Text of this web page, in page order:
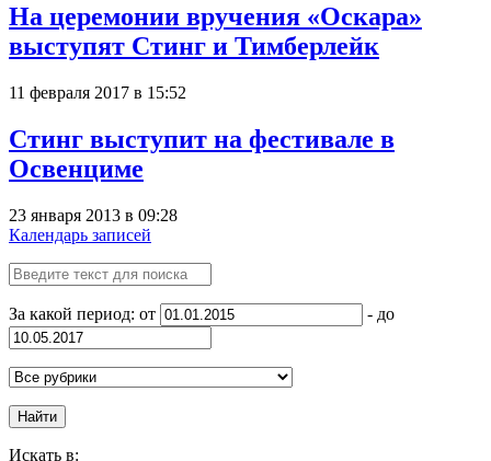
На церемонии вручения «Оскара»
выступят Стинг и Тимберлейк
11 февраля 2017 в 15:52
Стинг выступит на фестивале в
Освенциме
23 января 2013 в 09:28
Календарь записей
За какой период: от - до
Найти
Искать в: